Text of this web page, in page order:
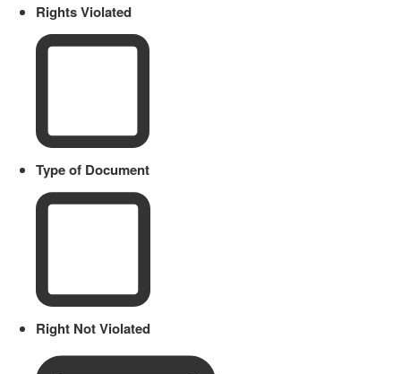
Rights Violated
Type of Document
Right Not Violated